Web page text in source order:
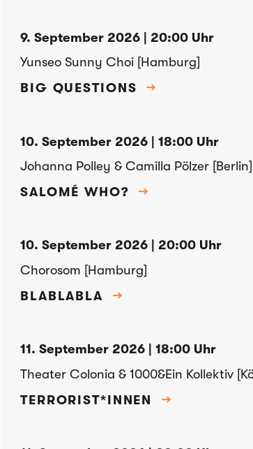
9. September 2026 | 20:00 Uhr
Yunseo Sunny Choi [Hamburg]
BIG QUESTIONS
→
10. September 2026 | 18:00 Uhr
Johanna Polley & Camilla Pölzer [Berlin]
SALOMÉ WHO?
→
10. September 2026 | 20:00 Uhr
Chorosom [Hamburg]
BLABLABLA
→
11. September 2026 | 18:00 Uhr
Theater Colonia & 1000&Ein Kollektiv
TERRORIST*INNEN
→